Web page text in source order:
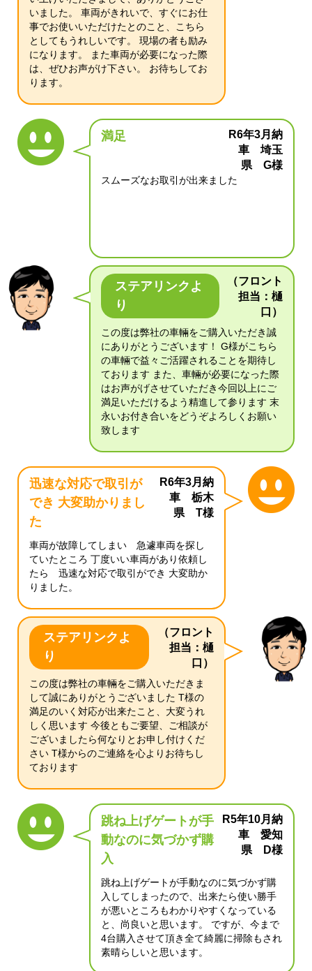
いました。 車両がきれいで、すぐにお仕
事でお使いいただけたとのこと、こちら
としてもうれしいです。 現場の者も励み
になります。 また車両が必要になった際
は、ぜひお声がけ下さい。 お待ちしてお
ります。
満足
R6年3月納
車 埼玉
県 G様
スムーズなお取引が出来ました
ステアリンクよ
り
（フロント
担当：樋
口）
この度は弊社の車輛をご購入いただき誠
にありがとうございます！ G様がこちら
の車輛で益々ご活躍されることを期待し
ております また、車輛が必要になった際
はお声がげさせていただき今回以上にご
満足いただけるよう精進して参ります 末
永いお付き合いをどうぞよろしくお願い
致します
迅速な対応で取引が
でき 大変助かりまし
た
R6年3月納
車 栃木
県 T様
車両が故障してしまい 急遽車両を探し
ていたところ 丁度いい車両があり依頼し
たら 迅速な対応で取引ができ 大変助か
りました。
ステアリンクよ
り
（フロント
担当：樋
口）
この度は弊社の車輛をご購入いただきま
して誠にありがとうございました T様の
満足のいく対応が出来たこと、大変うれ
しく思います 今後ともご要望、ご相談が
ございましたら何なりとお申し付けくだ
さい T様からのご連絡を心よりお待ちし
ております
跳ね上げゲートが手
動なのに気づかず購
入
R5年10月納
車 愛知
県 D様
跳ね上げゲートが手動なのに気づかず購
入してしまったので、出来たら使い勝手
が悪いところもわかりやすくなっている
と、尚良いと思います。 ですが、今まで
4台購入させて頂き全て綺麗に掃除もされ
素晴らしいと思います。